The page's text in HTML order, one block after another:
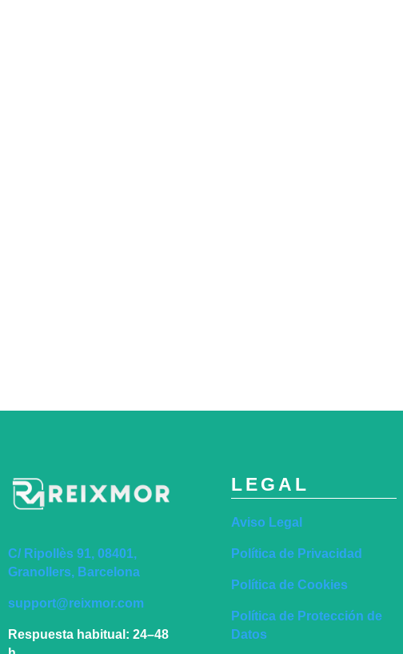
C/ Ripollès 91, 08401,
Granollers, Barcelona
support@reixmor.com
Respuesta habitual: 24–48
LEGAL
Aviso Legal
Política de Privacidad
Política de Cookies
Política de Protección de
Datos